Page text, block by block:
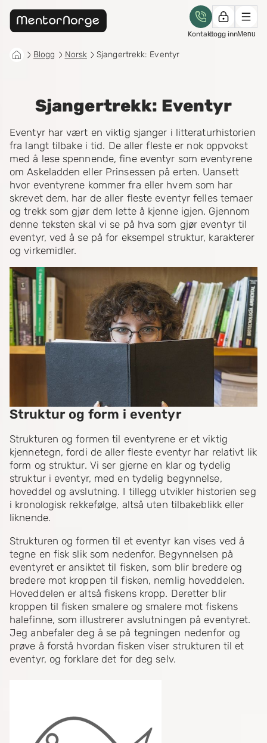
Logg innMenu
Kontakt
Blogg Norsk Sjangertrekk: Eventyr
Sjangertrekk: Eventyr
Eventyr har vært en viktig sjanger i litteraturhistorien
fra langt tilbake i tid. De aller fleste er nok oppvokst
med å lese spennende, fine eventyr som eventyrene
om Askeladden eller Prinsessen på erten. Uansett
hvor eventyrene kommer fra eller hvem som har
skrevet dem, har de aller fleste eventyr felles temaer
og trekk som gjør dem lette å kjenne igjen. Gjennom
denne teksten skal vi se på hva som gjør eventyr til
eventyr, ved å se på for eksempel struktur, karakterer
og virkemidler.
Struktur og form i eventyr
Strukturen og formen til eventyrene er et viktig
kjennetegn, fordi de aller fleste eventyr har relativt lik
form og struktur. Vi ser gjerne en klar og tydelig
struktur i eventyr, med en tydelig begynnelse,
hoveddel og avslutning. I tillegg utvikler historien seg
i kronologisk rekkefølge, altså uten tilbakeblikk eller
liknende.
Strukturen og formen til et eventyr kan vises ved å
tegne en fisk slik som nedenfor. Begynnelsen på
eventyret er ansiktet til fisken, som blir bredere og
bredere mot kroppen til fisken, nemlig hoveddelen.
Hoveddelen er altså fiskens kropp. Deretter blir
kroppen til fisken smalere og smalere mot fiskens
halefinne, som illustrerer avslutningen på eventyret.
Jeg anbefaler deg å se på tegningen nedenfor og
prøve å forstå hvordan fisken viser strukturen til et
eventyr, og forklare det for deg selv.